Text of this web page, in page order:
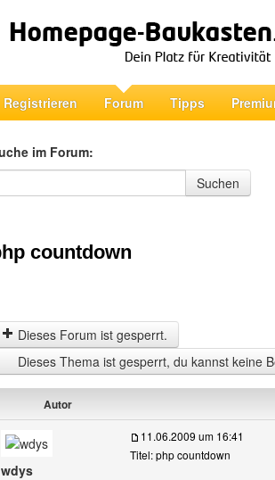
Registrieren Forum Tipps
im Forum:
im Forum
Suchen
countdown
Dieses Forum ist gesperrt.
Dieses Thema ist gesperrt, du kannst keine
Autor
wdys
11.06.2009 um 16:41
Titel: php countdown